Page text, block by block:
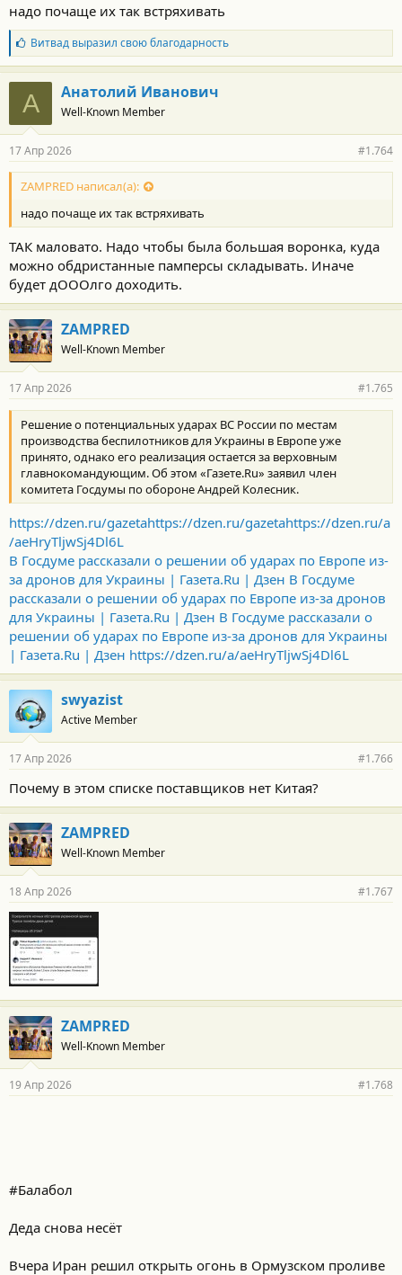
надо почаще их так встряхивать
Б
л
а
г
о
а
н
о
с
и
:
Витвадвыразил свою благодарность
А Анатолий Иванович
Well-Known Member
17 Апр 2026 #1.764
ZAMPRED написал(а):
надо почаще их так встряхивать
ТАК маловато. Надо чтобы была большая воронка, куда
можно обдристанные памперсы складывать. Иначе
будет дОООлго доходить.
ZAMPRED
Well-Known Member
17 Апр 2026 #1.765
Решение о потенциальных ударах ВС России по местам
производства беспилотников для Украины в Европе уже
принято, однако его реализация остается за верховным
главнокомандующим. Об этом «Газете.Ru» заявил член
комитета Госдумы по обороне Андрей Колесник.
https://dzen.ru/gazetahttps://dzen.ru/gazetahttps://dzen.ru/a
/aeHryTljwSj4Dl6L
В Госдуме рассказали о решении об ударах по Европе из-
за дронов для Украины | Газета.Ru | Дзен В Госдуме
рассказали о решении об ударах по Европе из-за дронов
для Украины | Газета.Ru | Дзен В Госдуме рассказали о
решении об ударах по Европе из-за дронов для Украины
| Газета.Ru | Дзен https://dzen.ru/a/aeHryTljwSj4Dl6L
swyazist
Active Member
17 Апр 2026 #1.766
Почему в этом списке поставщиков нет Китая?
ZAMPRED
Well-Known Member
18 Апр 2026 #1.767
ZAMPRED
Well-Known Member
19 Апр 2026 #1.768
#Балабол
Деда снова несёт
Вчера Иран решил открыть огонь в Ормузском проливе